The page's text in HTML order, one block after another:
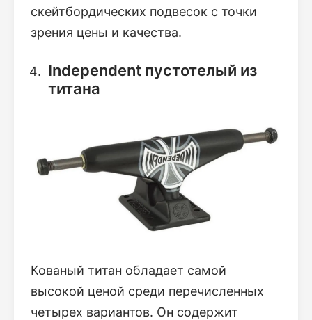
скейтбордических подвесок с точки
зрения цены и качества.
Independent пустотелый из
титана
Кованый титан обладает самой
высокой ценой среди перечисленных
четырех вариантов. Он содержит